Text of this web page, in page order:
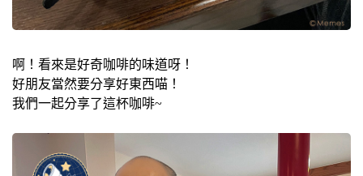
啊！看來是好奇咖啡的味道呀！
好朋友當然要分享好東西喵！
我們一起分享了這杯咖啡~